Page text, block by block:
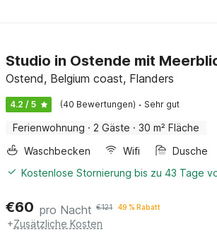
Studio in Ostende mit
Ostend, Belgium coast, Flanders
4.2 / 5 (40 Bewertungen) · Sehr gut
Ferienwohnung · 2 Gäste · 30 m² Fläche
Waschbecken
Wifi Dusche
Kostenlose Stornierung bis zu 43 Tage
€60 pro Nacht €121 49 % Rabatt
+Zusätzliche Kosten